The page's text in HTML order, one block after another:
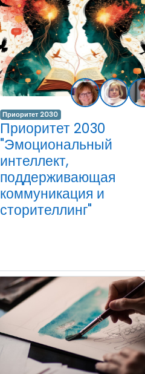
Приоритет 2030
Приоритет 2030
"Эмоциональный
интеллект,
поддерживающая
коммуникация и
сторителлинг"